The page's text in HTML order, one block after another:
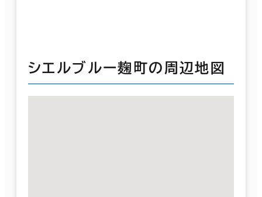
シエルブルー麹町の周辺地図